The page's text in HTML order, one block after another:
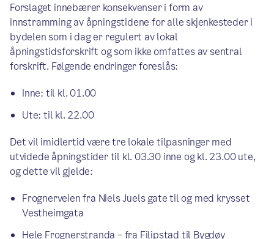
Forslaget innebærer konsekvenser i form av
innstramming av åpningstidene for alle skjenkesteder i
bydelen som i dag er regulert av lokal
åpningstidsforskrift og som ikke omfattes av sentral
forskrift. Følgende endringer foreslås:
Inne: til kl. 01.00
Ute: til kl. 22.00
Det vil imidlertid være tre lokale tilpasninger med
utvidede åpningstider til kl. 03.30 inne og kl. 23.00 ute,
og dette vil gjelde:
Frognerveien fra Niels Juels gate til og med krysset
Vestheimgata
Hele Frognerstranda – fra Filipstad til Bygdøy